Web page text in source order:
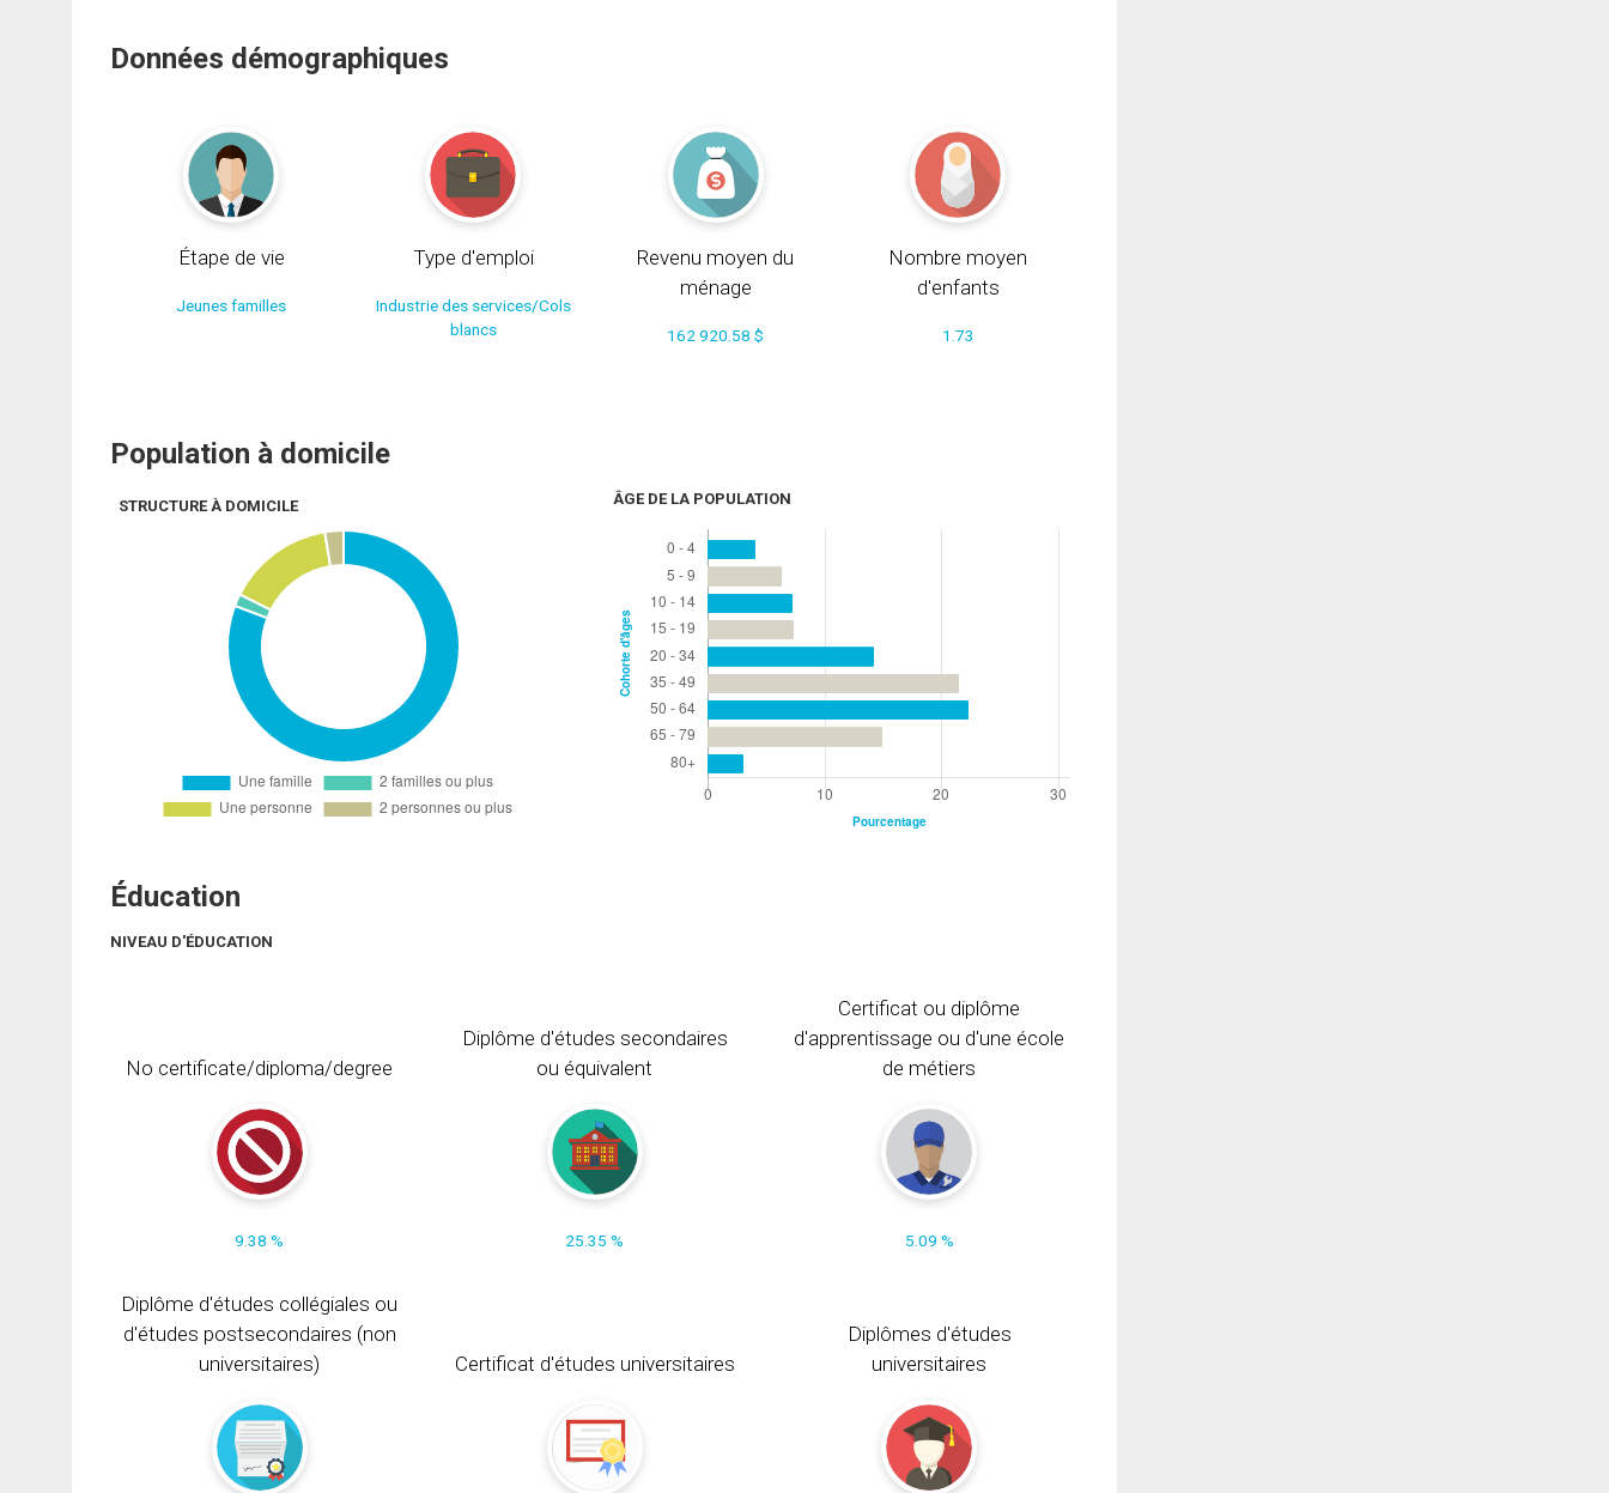
Données démographiques
Étape de vie
Jeunes familles
Type d'emploi
Industrie des services/Cols
blancs
Revenu moyen du
ménage
162 920.58 $
Nombre moyen
d'enfants
1.73
Population à domicile
STRUCTURE À DOMICILE ÂGE DE LA POPULATION
Éducation
NIVEAU D'ÉDUCATION
No certificate/diploma/degree
9.38 %
Diplôme d'études secondaires
ou équivalent
25.35 %
Certificat ou diplôme
d'apprentissage ou d'une école
de métiers
5.09 %
Diplôme d'études collégiales ou
d'études postsecondaires (non
universitaires)
Certificat d'études universitaires
Diplômes d'études
universitaires